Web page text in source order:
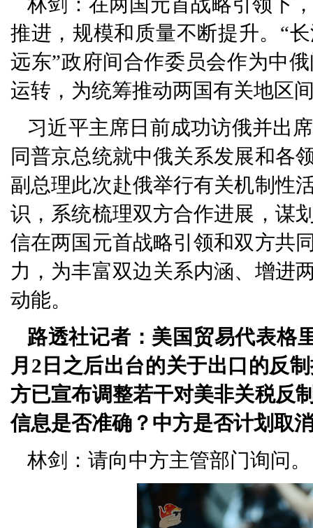
推进，规模和质量不断提升。“
远东”政府间合作委员会作为中
运转，为统筹推动两国有关地区
习近平主席日前成功访俄并出
同普京总统就中俄关系发展和各
副总理此次赴俄举行有关机制性
识，系统梳理双方合作进展，谋
信在两国元首战略引领和双方共
力，为丰富双边关系内涵、增进
动能。
路透社记者：美国贸易代表格
月2日之后出台的关于出口的反
方已宣布调整若干对美非关税反
信息是否准确？中方是否计划取
林剑：请向中方主管部门询问。